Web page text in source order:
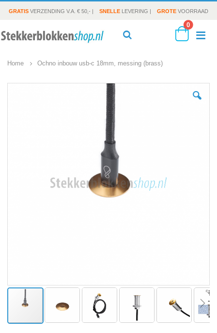
GRATIS VERZENDING V.A. € 50,- | SNELLE LEVERING | GROTE VOORRAAD
Cart
0
Home Ochno inbouw usb-c 18mm, messing (brass)